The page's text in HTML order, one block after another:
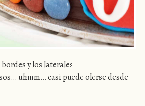
y los laterales
uhmm… casi puede olerse desde